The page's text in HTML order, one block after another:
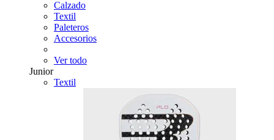
Calzado
Textil
Paleteros
Accesorios
Ver todo
Junior
Textil